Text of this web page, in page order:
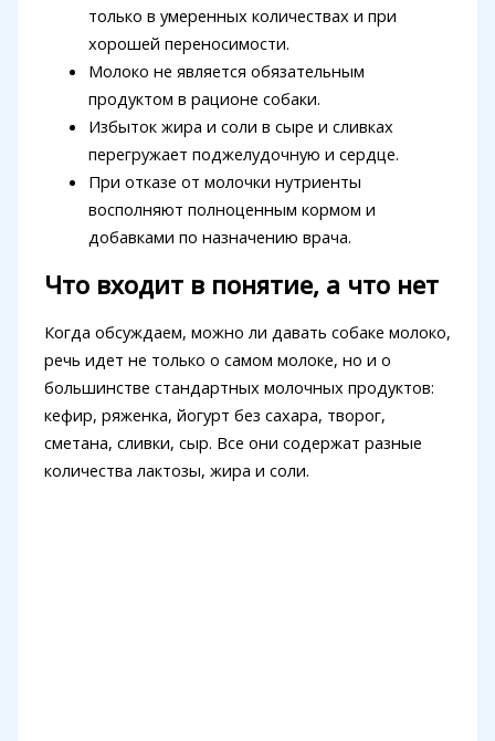
только в умеренных количествах и при
хорошей переносимости.
Молоко не является обязательным
продуктом в рационе собаки.
Избыток жира и соли в сыре и сливках
перегружает поджелудочную и сердце.
При отказе от молочки нутриенты
восполняют полноценным кормом и
добавками по назначению врача.
Что входит в понятие, а что нет
Когда обсуждаем, можно ли давать собаке молоко,
речь идет не только о самом молоке, но и о
большинстве стандартных молочных продуктов:
кефир, ряженка, йогурт без сахара, творог,
сметана, сливки, сыр. Все они содержат разные
количества лактозы, жира и соли.